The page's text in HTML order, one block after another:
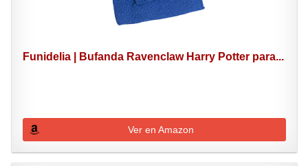
Funidelia | Bufanda Ravenclaw Harry Potter para...
Ver en Amazon